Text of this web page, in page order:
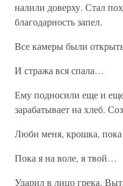
налили доверху. Стал
благодарность запел.
Все камеры были
И стража вся спала…
Ему подносили еще и
зарабатывает на хлеб.
Люби меня, крошка, пока
Пока я на воле, я твой…
Ударил в лицо грека.